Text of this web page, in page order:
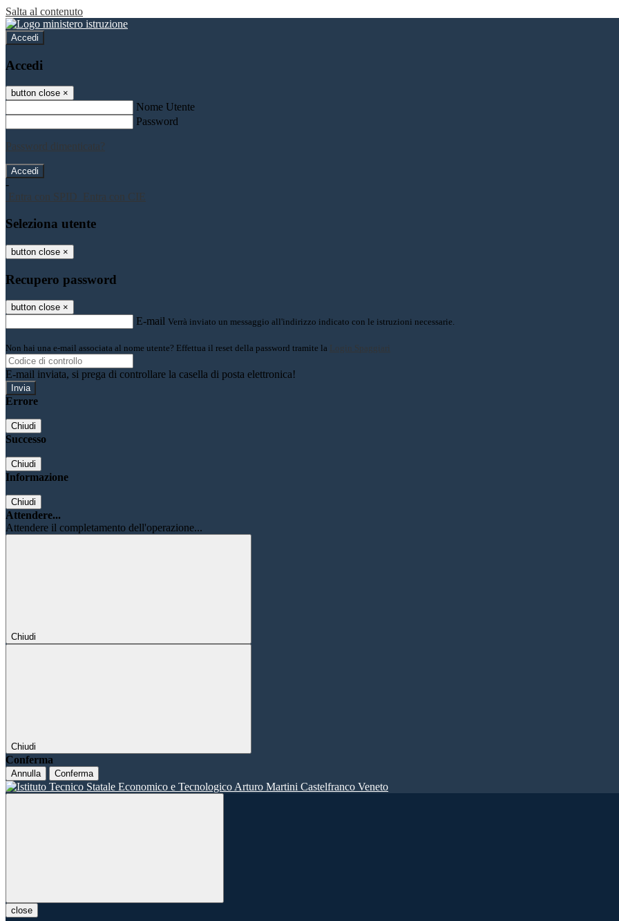
Salta al contenuto
Accedi
Accedi
button close ×
Nome Utente
Password
Password dimenticata?
-
Entra con SPID
Entra con CIE
Seleziona utente
button close ×
Recupero password
button close ×
E-mail Verrà inviato un messaggio all'indirizzo indicato con le istruzioni necessarie.
Non hai una e-mail associata al nome utente? Effettua il reset della password tramite la Login Spaggiari
E-mail inviata, si prega di controllare la casella di posta elettronica!
Errore
Chiudi
Successo
Chiudi
Informazione
Chiudi
Attendere...
Attendere il completamento dell'operazione...
Chiudi
Chiudi
Conferma
Annulla Conferma
close